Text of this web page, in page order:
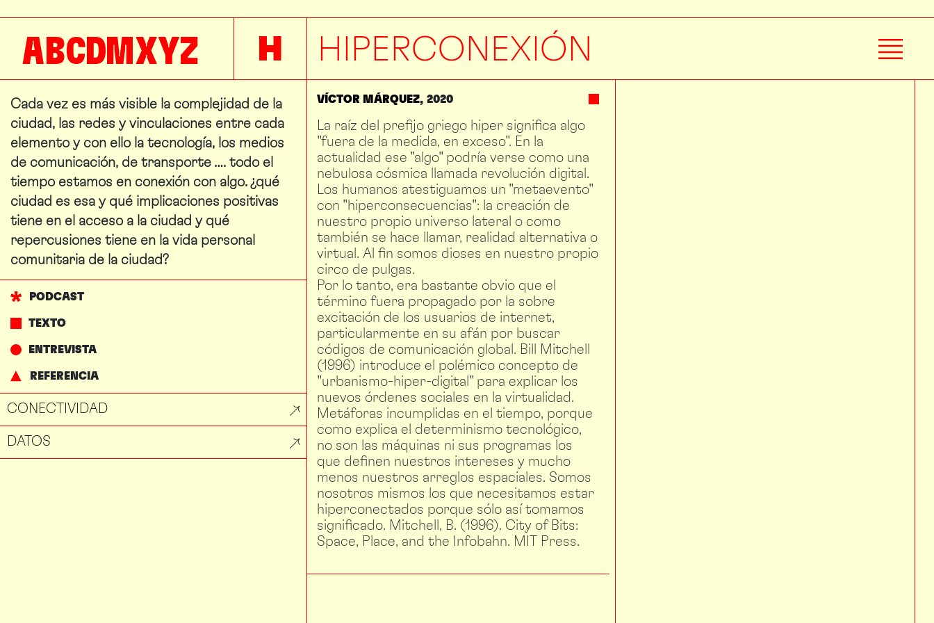
ABCDMXYZ H HIPERCONEXIÓN
Cada vez es más visible la complejidad de la
ciudad, las redes y vinculaciones entre cada
elemento y con ello la tecnología, los medios
de comunicación, de transporte …. todo el
tiempo estamos en conexión con algo. ¿qué
ciudad es esa y qué implicaciones positivas
tiene en el acceso a la ciudad y qué
repercusiones tiene en la vida personal
comunitaria de la ciudad?
PODCAST
TEXTO
ENTREVISTA
REFERENCIA
CONECTIVIDAD
DATOS
VÍCTOR MÁRQUEZ 2020
La raíz del prefijo griego hiper significa algo
"fuera de la medida, en exceso". En la
actualidad ese "algo" podría verse como una
nebulosa cósmica llamada revolución digital.
Los humanos atestiguamos un "metaevento"
con "hiperconsecuencias": la creación de
nuestro propio universo lateral o como
también se hace llamar, realidad alternativa o
virtual. Al fin somos dioses en nuestro propio
circo de pulgas.
Por lo tanto, era bastante obvio que el
término fuera propagado por la sobre
excitación de los usuarios de internet,
particularmente en su afán por buscar
códigos de comunicación global. Bill Mitchell
(1996) introduce el polémico concepto de
"urbanismo-hiper-digital" para explicar los
nuevos órdenes sociales en la virtualidad.
Metáforas incumplidas en el tiempo, porque
como explica el determinismo tecnológico,
no son las máquinas ni sus programas los
que definen nuestros intereses y mucho
menos nuestros arreglos espaciales. Somos
nosotros mismos los que necesitamos estar
hiperconectados porque sólo así tomamos
significado. Mitchell, B. (1996). City of Bits:
Space, Place, and the Infobahn. MIT Press.